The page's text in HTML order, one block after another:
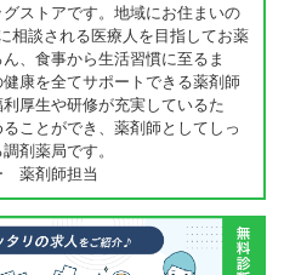
ストアです。地域にお住まいの
相談される医療人を目指してお薬
、食事から生活習慣に至るま
康を全てサポートできる薬剤師
厚生や研修が充実しているた
ことができ、薬剤師としてしっ
剤薬局です。
薬剤師担当